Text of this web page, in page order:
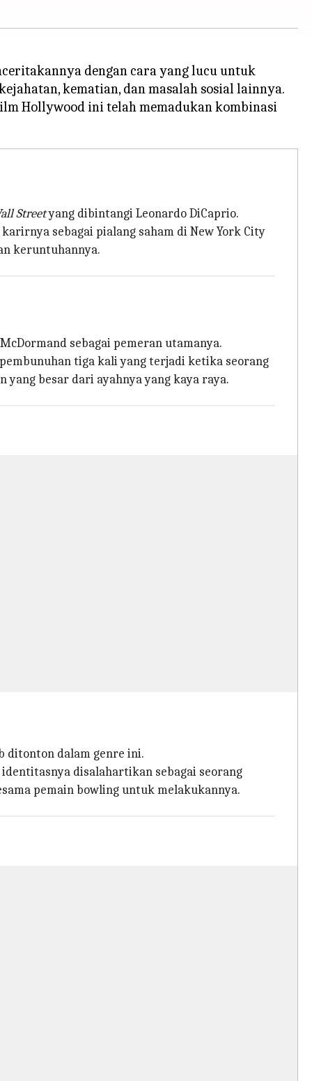
dengan cara yang lucu untuk
kematian, dan masalah sosial lainnya.
Hollywood ini telah memadukan kombinasi
Streetyang dibintangi Leonardo DiCaprio.
sebagai pialang saham di New York City
keruntuhannya.
sebagai pemeran utamanya.
tiga kali yang terjadi ketika seorang
besar dari ayahnya yang kaya raya.
ditonton dalam genre ini.
disalahartikan sebagai seorang
pemain bowling untuk melakukannya.